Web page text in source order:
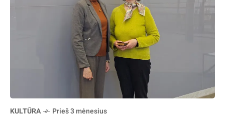
KULTŪRA Prieš 3 mėnesius